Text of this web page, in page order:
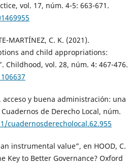
vol. 17, núm. 4-5: 663-671.
MARTÍNEZ, C. K. (2021).
and child appropriations:
vol. 28, núm. 4: 467-476.
acceso y buena administración: una
de Derecho Local, núm.
cuadernosderecholocal.62.955
instrumental value”, en HOOD, C.
Key to Better Governance? Oxford